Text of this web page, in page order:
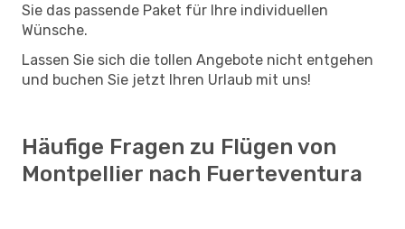
Sie das passende Paket für Ihre individuellen
Wünsche.
Lassen Sie sich die tollen Angebote nicht entgehen
und buchen Sie jetzt Ihren Urlaub mit uns!
Häufige Fragen zu Flügen von
Montpellier nach Fuerteventura